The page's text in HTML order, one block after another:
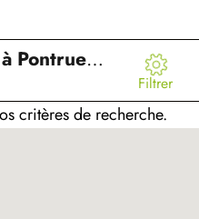
Maisons clé en main à Pontruet (02)
Filtrer
critères de recherche.